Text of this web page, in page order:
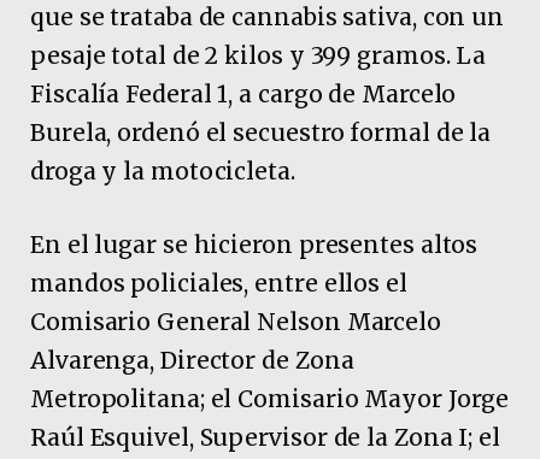
que se trataba de cannabis sativa, con un
pesaje total de 2 kilos y 399 gramos. La
Fiscalía Federal 1, a cargo de Marcelo
Burela, ordenó el secuestro formal de la
droga y la motocicleta.
En el lugar se hicieron presentes altos
mandos policiales, entre ellos el
Comisario General Nelson Marcelo
Alvarenga, Director de Zona
Metropolitana; el Comisario Mayor Jorge
Raúl Esquivel, Supervisor de la Zona I; el